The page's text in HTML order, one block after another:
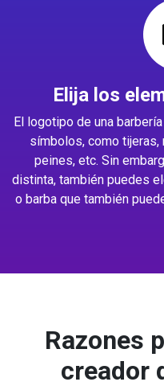
Elija los
El logotipo de una
símbolos, como tijeras,
peines, etc. Sin
distinta, también puedes
o barba que también
Razones
creador